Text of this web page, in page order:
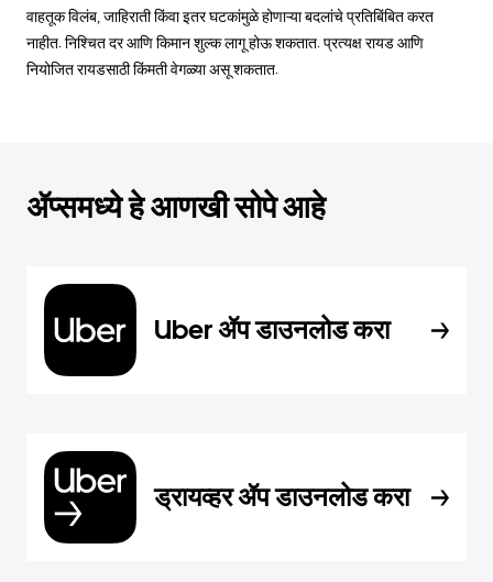
वाहतूक विलंब, जाहिराती किंवा इतर घटकांमुळे होणाऱ्या बदलांचे प्रतिबिंबित करत
नाहीत. निश्चित दर आणि किमान शुल्क लागू होऊ शकतात. प्रत्यक्ष रायड आणि
नियोजित रायडसाठी किंमती वेगळ्या असू शकतात.
ॲप्समध्ये हे आणखी सोपे आहे
Uber ॲप डाउनलोड करा
ड्रायव्हर ॲप डाउनलोड करा